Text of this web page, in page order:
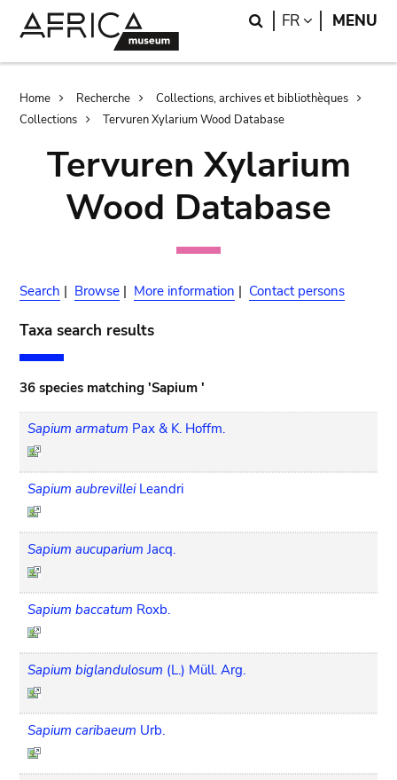
Search
FR LANGUAGE
MENU
Breadcrumb
Home Recherche
Collections, archives et bibliothèques
Collections
Tervuren Xylarium Wood Database
Tervuren Xylarium
Wood Database
Search | Browse | More information | Contact persons
Taxa search results
36 species matching 'Sapium '
Sapium armatum Pax & K. Hoffm.
Sapium aubrevillei Leandri
Sapium aucuparium Jacq.
Sapium baccatum Roxb.
Sapium biglandulosum (L.) Müll. Arg.
Sapium caribaeum Urb.